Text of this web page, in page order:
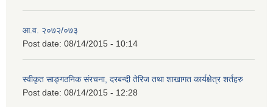
आ.व. २०७२/०७३
Post date: 08/14/2015 - 10:14
स्वीकृत साङ्गठनिक संरचना, दरबन्दी तेरिज तथा शाखागत कार्यक्षेत्र शर्तहरु
Post date: 08/14/2015 - 12:28